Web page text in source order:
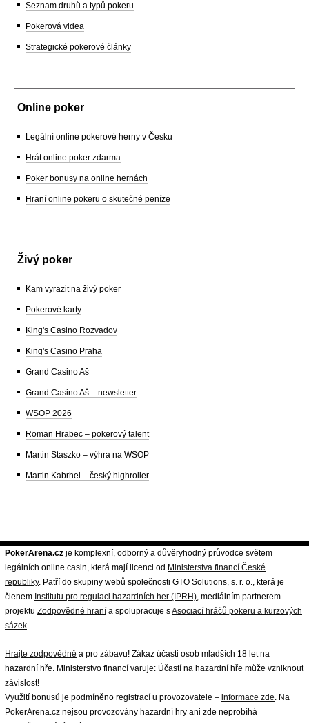
Seznam druhů a typů pokeru
Pokerová videa
Strategické pokerové články
Online poker
Legální online pokerové herny v Česku
Hrát online poker zdarma
Poker bonusy na online hernách
Hraní online pokeru o skutečné peníze
Živý poker
Kam vyrazit na živý poker
Pokerové karty
King's Casino Rozvadov
King's Casino Praha
Grand Casino Aš
Grand Casino Aš – newsletter
WSOP 2026
Roman Hrabec – pokerový talent
Martin Staszko – výhra na WSOP
Martin Kabrhel – český highroller
PokerArena.cz je komplexní, odborný a důvěryhodný průvodce světem
legálních online casin, která mají licenci od Ministerstva financí České
republiky. Patří do skupiny webů společnosti GTO Solutions, s. r. o., která je
členem Institutu pro regulaci hazardních her (IPRH), mediálním partnerem
projektu Zodpovědné hraní a spolupracuje sAsociací hráčů pokeru a kurzových
sázek.
Hrajte zodpovědně a pro zábavu! Zákaz účasti osob mladších 18 let na
hazardní hře. Ministerstvo financí varuje: Účastí na hazardní hře může vzniknout
závislost!
Využití bonusů je podmíněno registrací u provozovatele – informace zde. Na
PokerArena.cz nejsou provozovány hazardní hry ani zde neprobíhá